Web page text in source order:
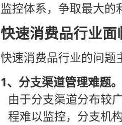
监控体系，争取最大
快速消费品行业
快速消费品行业的问题
1、分支渠道管理难题。
由于分支渠道分布较
程难以监控，分支机